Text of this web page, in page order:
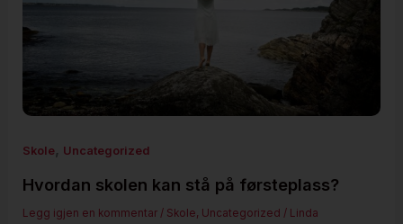
Skole, Uncategorized
Hvordan skolen kan stå på førsteplass?
Legg igjen en kommentar / Skole, Uncategorized / Linda